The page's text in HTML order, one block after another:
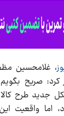
، غلامحسین
کرد: صریح
جدید طرح
اما واقعیت